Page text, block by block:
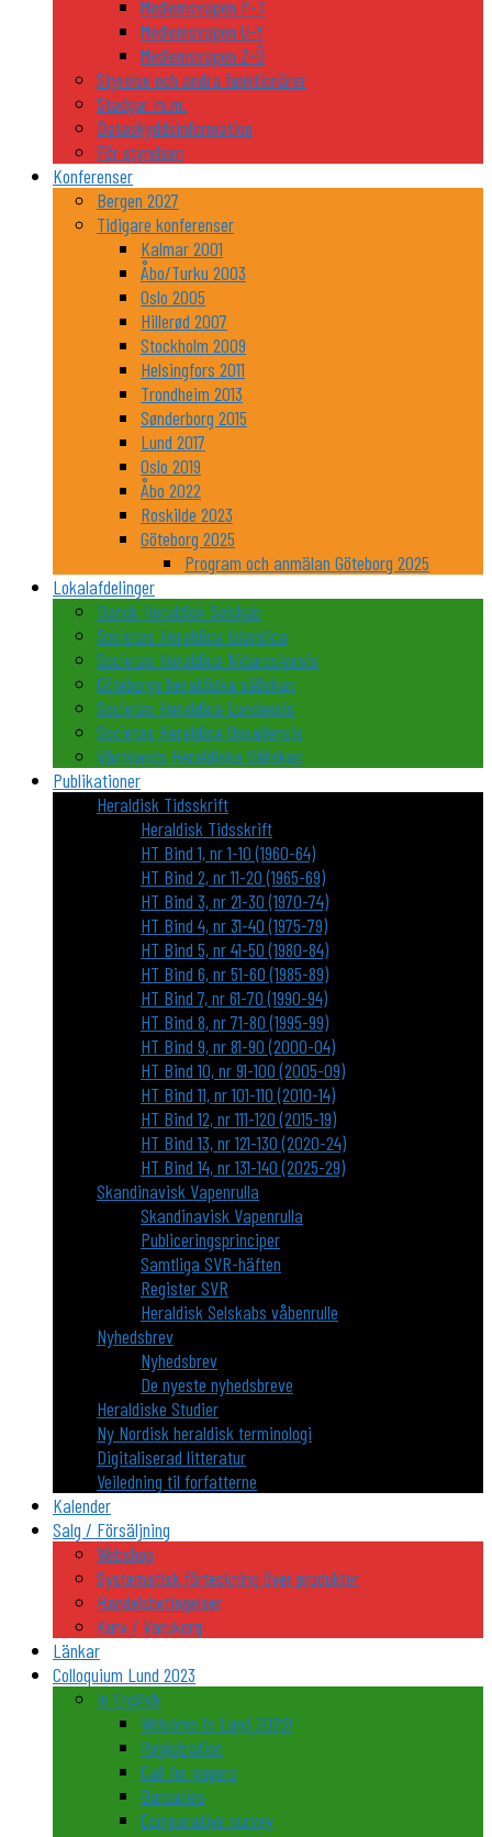
Medlemsvapen P-T
Medlemsvapen U-Y
Medlemsvapen Z-Ö
Styrelse och andra funktionärer
Stadgar m.m.
Dataskyddsinformation
För styrelsen
Konferenser
Bergen 2027
Tidigare konferenser
Kalmar 2001
Åbo/Turku 2003
Oslo 2005
Hillerød 2007
Stockholm 2009
Helsingfors 2011
Trondheim 2013
Sønderborg 2015
Lund 2017
Oslo 2019
Åbo 2022
Roskilde 2023
Göteborg 2025
Program och anmälan Göteborg 2025
Lokalafdelinger
Dansk Heraldisk Selskab
Societas Heraldica Islandica
Societas Heraldica Nidarosiensis
Göteborgs heraldiska sällskap
Societas Heraldica Lundensis
Societas Heraldica Upsaliensis
Värmlands Heraldiska Sällskap
Publikationer
Heraldisk Tidsskrift
Heraldisk Tidsskrift
HT Bind 1, nr 1-10 (1960-64)
HT Bind 2, nr 11-20 (1965-69)
HT Bind 3, nr 21-30 (1970-74)
HT Bind 4, nr 31-40 (1975-79)
HT Bind 5, nr 41-50 (1980-84)
HT Bind 6, nr 51-60 (1985-89)
HT Bind 7, nr 61-70 (1990-94)
HT Bind 8, nr 71-80 (1995-99)
HT Bind 9, nr 81-90 (2000-04)
HT Bind 10, nr 91-100 (2005-09)
HT Bind 11, nr 101-110 (2010-14)
HT Bind 12, nr 111-120 (2015-19)
HT Bind 13, nr 121-130 (2020-24)
HT Bind 14, nr 131-140 (2025-29)
Skandinavisk Vapenrulla
Skandinavisk Vapenrulla
Publiceringsprinciper
Samtliga SVR-häften
Register SVR
Heraldisk Selskabs våbenrulle
Nyhedsbrev
Nyhedsbrev
De nyeste nyhedsbreve
Heraldiske Studier
Ny Nordisk heraldisk terminologi
Digitaliserad litteratur
Veiledning til forfatterne
Kalender
Salg / Försäljning
Webshop
Systematisk förteckning över produkter
Handelsbetingelser
Kurv / Varukorg
Länkar
Colloquium Lund 2023
In English
Welcome to Lund 2023!
Registration
Call for papers
Bursaries
Comparative survey